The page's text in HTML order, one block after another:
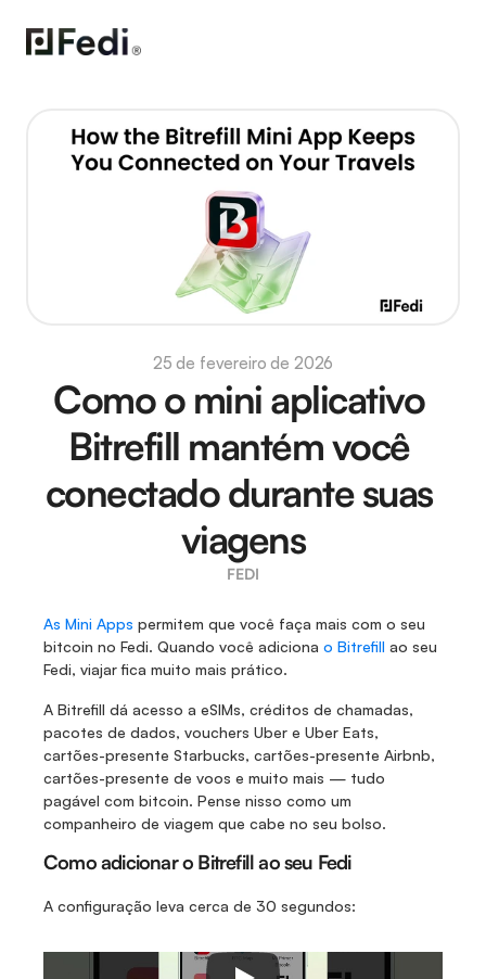
25 de fevereiro de 2026
Como o mini aplicativo
Bitrefill mantém você
conectado durante suas
viagens
FEDI
As Mini Apps permitem que você faça mais com o seu
bitcoin no Fedi. Quando você adiciona o Bitrefill ao seu
Fedi, viajar fica muito mais prático.
A Bitrefill dá acesso a eSIMs, créditos de chamadas,
pacotes de dados, vouchers Uber e Uber Eats,
cartões-presente Starbucks, cartões-presente Airbnb,
cartões-presente de voos e muito mais — tudo
pagável com bitcoin. Pense nisso como um
companheiro de viagem que cabe no seu bolso.
Como adicionar o Bitrefill ao seu Fedi
A configuração leva cerca de 30 segundos: